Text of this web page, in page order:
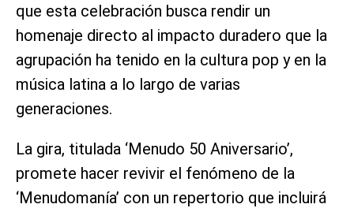
que esta celebración busca rendir un
homenaje directo al impacto duradero que la
agrupación ha tenido en la cultura pop y en la
música latina a lo largo de varias
generaciones.
La gira, titulada ‘Menudo 50 Aniversario’,
promete hacer revivir el fenómeno de la
‘Menudomanía’ con un repertorio que incluirá